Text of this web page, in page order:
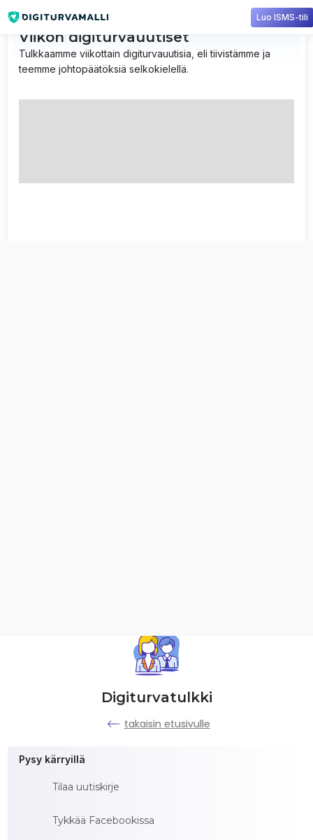
Digiturvatulkki
takaisin etusivulle
Pysy kärryillä
Tilaa uutiskirje
Tykkää Facebookissa
Viikon digiturvauutiset
Tulkkaamme viikottain digiturvauutisia, eli tiivistämme ja
teemme johtopäätöksiä selkokielellä.
Luo ISMS-tili